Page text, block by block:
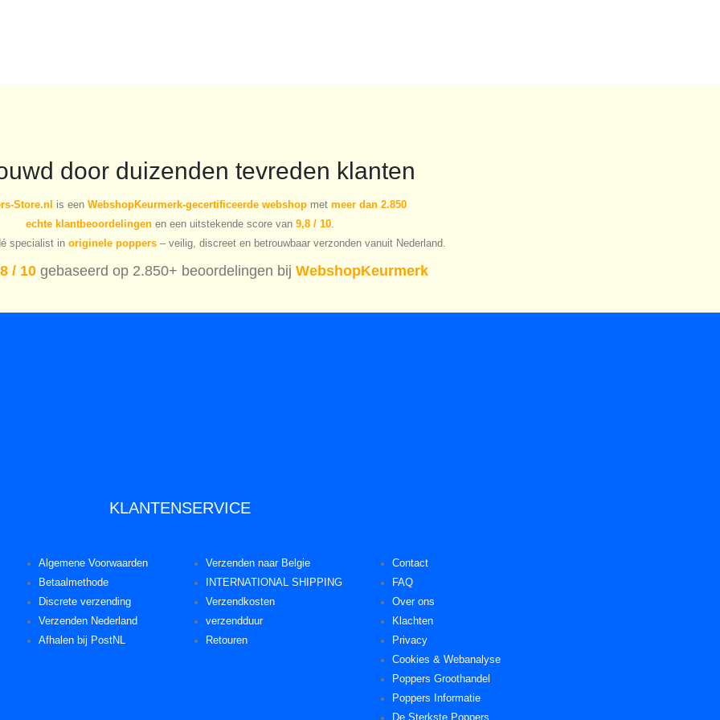
door duizenden tevreden klanten
Store.nl is een WebshopKeurmerk-gecertificeerde webshop met meer dan 2.850
echte klantbeoordelingen en een uitstekende score van 9,8 / 10.
specialist in originele poppers – veilig, discreet en betrouwbaar verzonden vanuit Nederland.
/ 10 gebaseerd op 2.850+ beoordelingen bij WebshopKeurmerk
KLANTENSERVICE
Algemene Voorwaarden
Betaalmethode
Discrete verzending
Verzenden Nederland
Afhalen bij PostNL
Verzenden naar Belgie
INTERNATIONAL SHIPPING
Verzendkosten
verzendduur
Retouren
Contact
FAQ
Over ons
Klachten
Privacy
Cookies & Webanalyse
Poppers Groothandel
Poppers Informatie
De Sterkste Poppers